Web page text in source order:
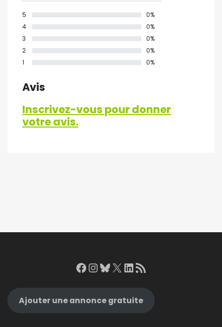
5
0%
4
0%
3
0%
2
0%
1
0%
Avis
Inscrivez-vous pour donner
votre avis.
Facebook
Instagram
Bluesky
X LinkedIn
RSS Feed
Ajouter une annonce gratuite